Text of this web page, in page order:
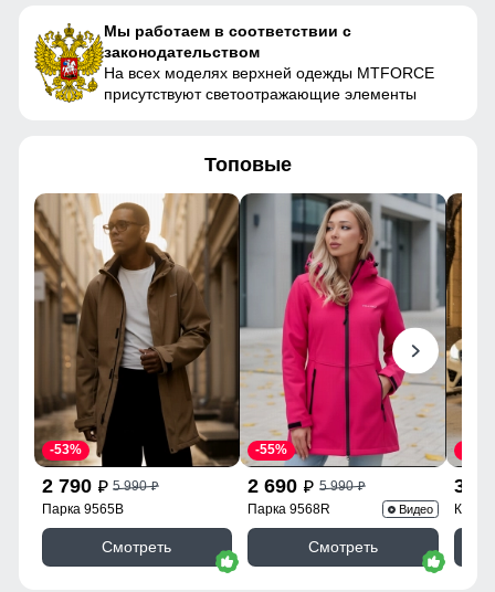
Мы работаем в соответствии с
законодательством
На всех моделях верхней одежды MTFORCE
присутствуют светоотражающие элементы
Топовые
2 790 p 5 990p
-53%
Парка 9565B
Смотреть
2 690 p 5 990p
-55%
Парка 9568R Видео
Смотреть
3